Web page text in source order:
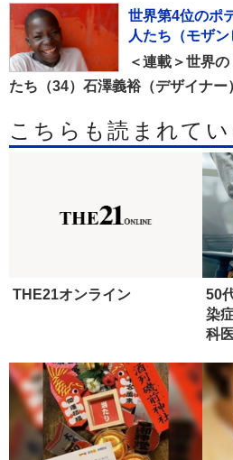
世界第4位のポ
人たち（モザン
＜連載＞世界
たち（34）石澤義裕（デザイナー
こちらも読まれて
THE21オンライン
50
染
科